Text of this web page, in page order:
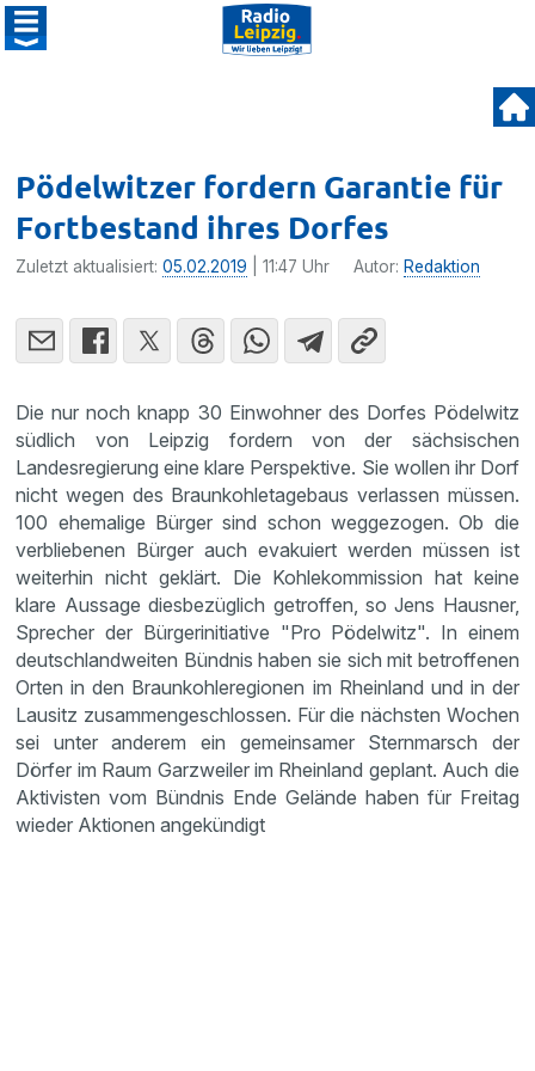
Pödelwitzer fordern Garantie für
Fortbestand ihres Dorfes
Zuletzt aktualisiert:05.02.2019 | 11:47 Uhr Autor: Redaktion
Die nur noch knapp 30 Einwohner des Dorfes Pödelwitz
südlich von Leipzig fordern von der sächsischen
Landesregierung eine klare Perspektive. Sie wollen ihr Dorf
nicht wegen des Braunkohletagebaus verlassen müssen.
100 ehemalige Bürger sind schon weggezogen. Ob die
verbliebenen Bürger auch evakuiert werden müssen ist
weiterhin nicht geklärt. Die Kohlekommission hat keine
klare Aussage diesbezüglich getroffen, so Jens Hausner,
Sprecher der Bürgerinitiative "Pro Pödelwitz". In einem
deutschlandweiten Bündnis haben sie sich mit betroffenen
Orten in den Braunkohleregionen im Rheinland und in der
Lausitz zusammengeschlossen. Für die nächsten Wochen
sei unter anderem ein gemeinsamer Sternmarsch der
Dörfer im Raum Garzweiler im Rheinland geplant. Auch die
Aktivisten vom Bündnis Ende Gelände haben für Freitag
wieder Aktionen angekündigt